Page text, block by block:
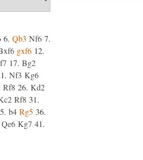
6. Qb3 Nf6 7.
gxf6 12.
17. Bg2
Nf3 Kg6
Rf8 26. Kd2
Rf8 31.
b4 Rg5 36.
Qe6 Kg7 41.